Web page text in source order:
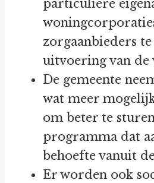
particuliere
zorgaanbieders
uitvoering van de
De gemeente
wat meer
om beter te
programma dat
behoefte vanuit
Er worden ook